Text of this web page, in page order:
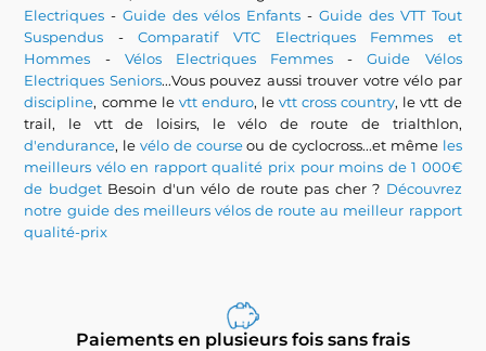
Electriques -Guide des vélos Enfants - Guide des VTT Tout
Suspendus -Comparatif VTC Electriques Femmes et
Hommes - Vélos Electriques Femmes -Guide Vélos
Electriques Seniors...Vous pouvez aussi trouver votre vélo par
discipline, comme le vtt enduro, levtt cross country, le vtt de
trail, le vtt de loisirs, le vélo de route de trialthlon,
d'endurance, levélo de courseou de cyclocross...et même les
meilleurs vélo en rapport qualité prix pour moins de 1 000€
de budgetBesoin d'un vélo de route pas cher ? Découvrez
notre guide des meilleurs vélos de route au meilleur rapport
qualité-prix
Paiements en plusieurs fois sans frais